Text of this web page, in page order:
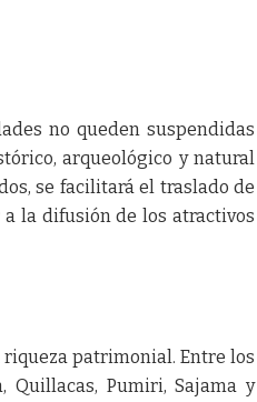
no queden suspendidas
arqueológico y natural
se facilitará el traslado de
la difusión de los atractivos
patrimonial. Entre los
Quillacas, Pumiri, Sajama y